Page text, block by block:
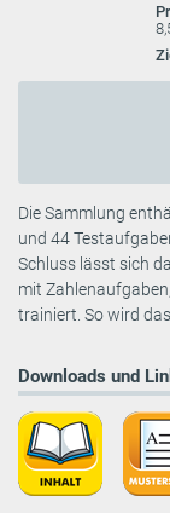
Die Sammlung
und 44
Schluss lässt sich
mit
trainiert. So wird
Downloads und